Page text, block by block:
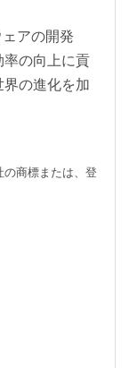
アの開発
の向上に貢
の進化を加
商標または、登